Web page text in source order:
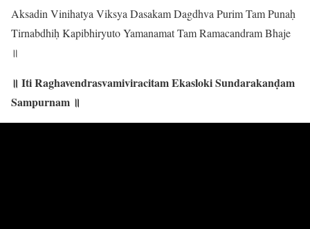
Aksadin Vinihatya Viksya Dasakam Dagdhva Purim Tam Punaḥ
Tirnabdhiḥ Kapibhiryuto Yamanamat Tam Ramacandram Bhaje
॥
॥ Iti Raghavendrasvamiviracitam Ekasloki Sundarakanḍam
Sampurnam ॥